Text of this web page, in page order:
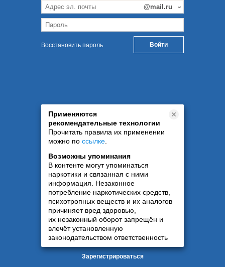
Восстановить пароль
Применяются
рекомендательные технологии
Прочитать правила их применении
можно по ссылке
Возможны упоминания
В контенте могут упоминаться
наркотики и связанная с ними
информация. Незаконное
потребление наркотических средств,
психотропных веществ и их аналогов
причиняет вред здоровью,
их незаконный оборот запрещён и
влечёт установленную
законодательством ответственность
Зарегистрироваться